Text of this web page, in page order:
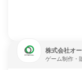
株式会社オ
ゲーム制作・